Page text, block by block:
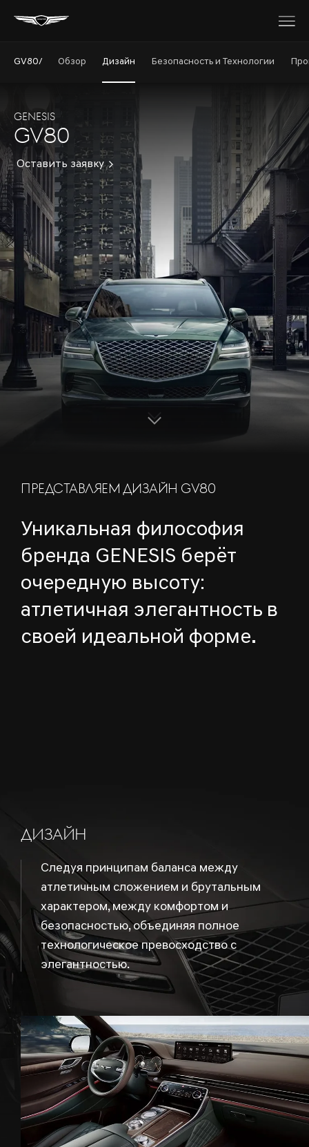
GV80/ Обзор Дизайн Безопасность и Технологии
GENESIS
GV80
Оставить заявку
ПРЕДСТАВЛЯЕМ ДИЗАЙН GV80
Уникальная философия
бренда GENESIS берёт
очередную высоту:
атлетичная элегантность в
своей идеальной форме.
ДИЗАЙН
Следуя принципам баланса между
атлетичным сложением и брутальным
характером, между комфортом и
безопасностью, объединяя полное
технологическое превосходство с
элегантностью.